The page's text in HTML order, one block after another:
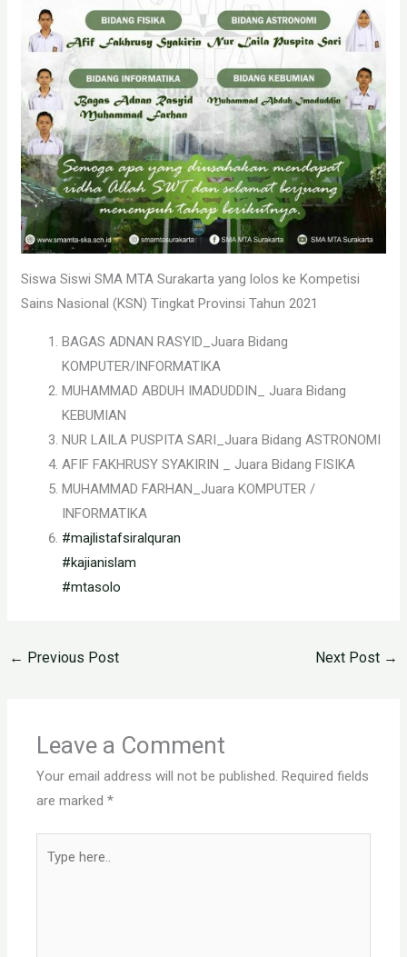
Siswa Siswi SMA MTA Surakarta yang lolos ke Kompetisi
Sains Nasional (KSN) Tingkat Provinsi Tahun 2021
BAGAS ADNAN RASYID_Juara Bidang
KOMPUTER/INFORMATIKA
MUHAMMAD ABDUH IMADUDDIN_ Juara Bidang
KEBUMIAN
NUR LAILA PUSPITA SARI_Juara Bidang ASTRONOMI
AFIF FAKHRUSY SYAKIRIN _ Juara Bidang FISIKA
MUHAMMAD FARHAN_Juara KOMPUTER /
INFORMATIKA
#majlistafsiralquran
#kajianislam
#mtasolo
← Previous Post Next Post →
Leave a Comment
Your email address will not be published. Required fields
are marked*
here..